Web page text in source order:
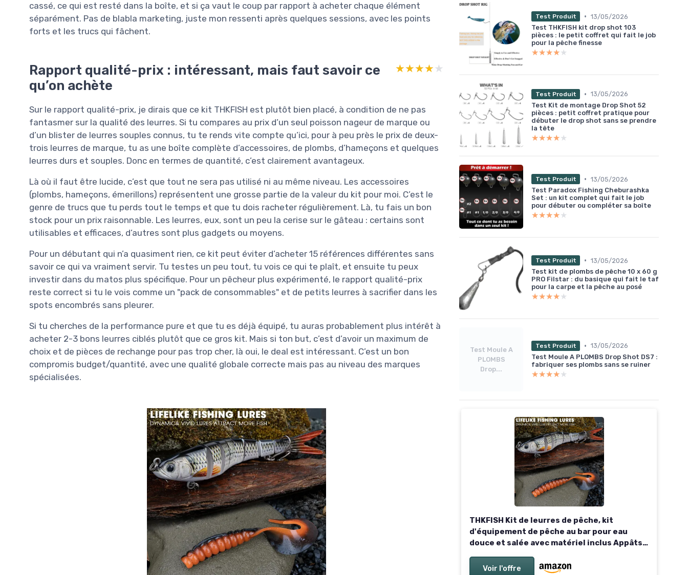
cassé, ce qui est resté dans la boîte, et si ça vaut le coup par rapport à acheter chaque élément
séparément. Pas de blabla marketing, juste mon ressenti après quelques sessions, avec les points
forts et les trucs qui fâchent.
Rapport qualité-prix : intéressant, mais faut savoir ce
qu’on achète
★★★★★
★★★★★
Sur le rapport qualité-prix, je dirais que ce kit THKFISH est plutôt bien placé, à condition de ne pas
fantasmer sur la qualité des leurres. Si tu compares au prix d’un seul poisson nageur de marque ou
d’un blister de leurres souples connus, tu te rends vite compte qu’ici, pour à peu près le prix de deux-
trois leurres de marque, tu as une boîte complète d’accessoires, de plombs, d’hameçons et quelques
leurres durs et souples. Donc en termes de quantité, c’est clairement avantageux.
Là où il faut être lucide, c’est que tout ne sera pas utilisé ni au même niveau. Les accessoires
(plombs, hameçons, émerillons) représentent une grosse partie de la valeur du kit pour moi. C’est le
genre de trucs que tu perds tout le temps et que tu dois racheter régulièrement. Là, tu fais un bon
stock pour un prix raisonnable. Les leurres, eux, sont un peu la cerise sur le gâteau : certains sont
utilisables et efficaces, d’autres sont plus gadgets ou moyens.
Pour un débutant qui n’a quasiment rien, ce kit peut éviter d’acheter 15 références différentes sans
savoir ce qui va vraiment servir. Tu testes un peu tout, tu vois ce qui te plaît, et ensuite tu peux
investir dans du matos plus spécifique. Pour un pêcheur plus expérimenté, le rapport qualité-prix
reste correct si tu le vois comme un "pack de consommables" et de petits leurres à sacrifier dans les
spots encombrés sans pleurer.
Si tu cherches de la performance pure et que tu es déjà équipé, tu auras probablement plus intérêt à
acheter 2-3 bons leurres ciblés plutôt que ce gros kit. Mais si ton but, c’est d’avoir un maximum de
choix et de pièces de rechange pour pas trop cher, là oui, le deal est intéressant. C’est un bon
compromis budget/quantité, avec une qualité globale correcte mais pas au niveau des marques
spécialisées.
Test Produit • 13/05/2026
Test THKFISH kit drop shot 103
pièces : le petit coffret qui fait le job
pour la pêche finesse
★★★★★
★★★★★
Test Produit • 13/05/2026
Test Kit de montage Drop Shot 52
pièces : petit coffret pratique pour
débuter le drop shot sans se prendre
la tête
★★★★★
★★★★★
Test Produit • 13/05/2026
Test Paradox Fishing Cheburashka
Set : un kit complet qui fait le job
pour débuter ou compléter sa boîte
★★★★★
★★★★★
Test Produit • 13/05/2026
Test kit de plombs de pêche 10 x 60 g
PRO Filstar : du basique qui fait le taf
pour la carpe et la pêche au posé
★★★★★
★★★★★
Test Moule A
PLOMBS
Drop...
Test Produit • 13/05/2026
Test Moule A PLOMBS Drop Shot DS7 :
fabriquer ses plombs sans se ruiner
★★★★★
★★★★★
THKFISH Kit de leurres de pêche, kit
d'équipement de pêche au bar pour eau
douce et salée avec matériel inclus Appâts
crochets/poids Accessoires Cadeau pour
Voir l'offre